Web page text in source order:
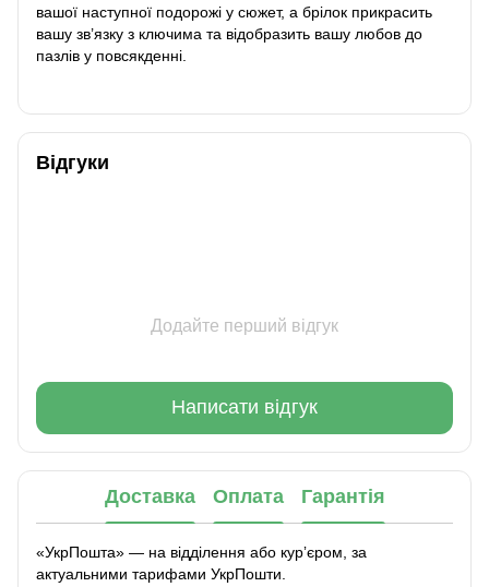
вашої наступної подорожі у сюжет, а брілок прикрасить
вашу зв’язку з ключима та відобразить вашу любов до
пазлів у повсякденні.
Відгуки
Додайте перший відгук
Написати відгук
Доставка Оплата Гарантія
«УкрПошта» — на відділення або курʼєром, за
актуальними тарифами УкрПошти.